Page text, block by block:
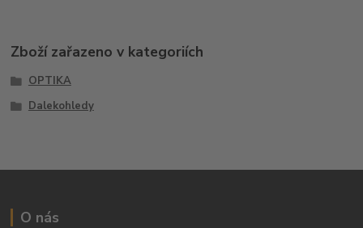
Zboží zařazeno v kategoriích
OPTIKA
Dalekohledy
O nás